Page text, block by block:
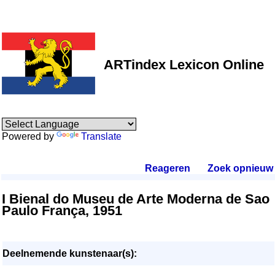
ARTindex Lexicon Online
Powered by Translate
Reageren Zoek opnieuw.
I Bienal do Museu de Arte Moderna de Sao
Paulo França, 1951
Deelnemende kunstenaar(s):